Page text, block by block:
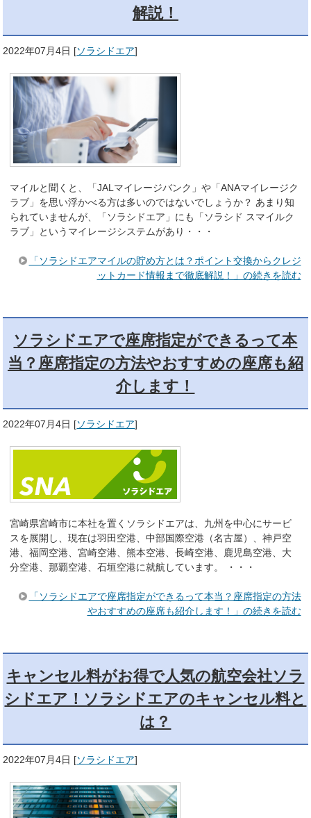
解説！
2022年07月4日 [ソラシドエア]
マイルと聞くと、「JALマイレージバンク」や「ANAマイレージク
ラブ」を思い浮かべる方は多いのではないでしょうか？ あまり知
られていませんが、「ソラシドエア」にも「ソラシド スマイルク
ラブ」というマイレージシステムがあり・・・
「ソラシドエアマイルの貯め方とは？ポイント交換からクレジ
ットカード情報まで徹底解説！」の続きを読む
ソラシドエアで座席指定ができるって本
当？座席指定の方法やおすすめの座席も紹
介します！
2022年07月4日 [ソラシドエア]
宮崎県宮崎市に本社を置くソラシドエアは、九州を中心にサービ
スを展開し、現在は羽田空港、中部国際空港（名古屋）、神戸空
港、福岡空港、宮崎空港、熊本空港、長崎空港、鹿児島空港、大
分空港、那覇空港、石垣空港に就航しています。 ・・・
「ソラシドエアで座席指定ができるって本当？座席指定の方法
やおすすめの座席も紹介します！」の続きを読む
キャンセル料がお得で人気の航空会社ソラ
シドエア！ソラシドエアのキャンセル料と
は？
2022年07月4日 [ソラシドエア]